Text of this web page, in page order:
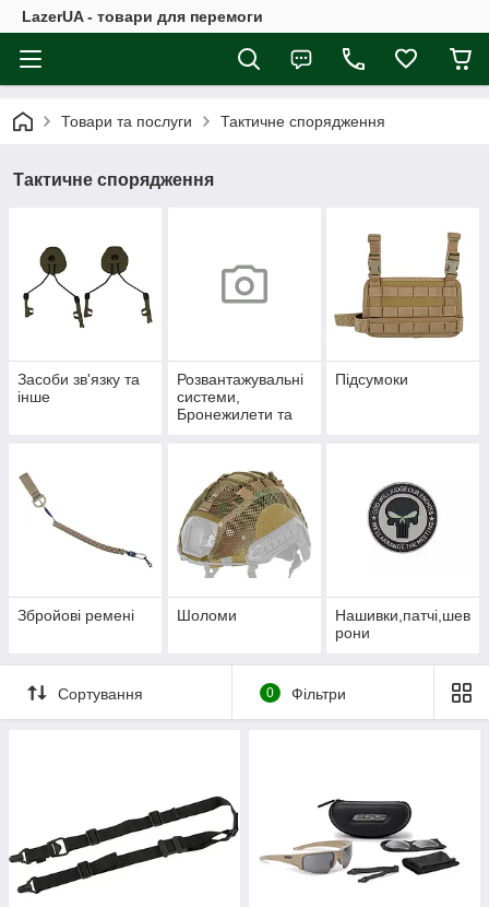
LazerUA - товари для перемоги
Товари та послуги Тактичне спорядження
Тактичне спорядження
Засоби зв'язку та
інше
Розвантажувальні
системи,
Бронежилети та
Підсумоки
Збройові ремені Шоломи
Нашивки,патчі,шев
рони
Сортування 0 Фільтри